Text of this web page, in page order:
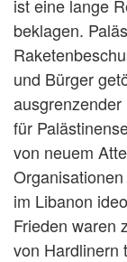
ist eine lange
beklagen.
und Bürger
für
von neuem
im Libanon
Frieden waren
von Hardlinern